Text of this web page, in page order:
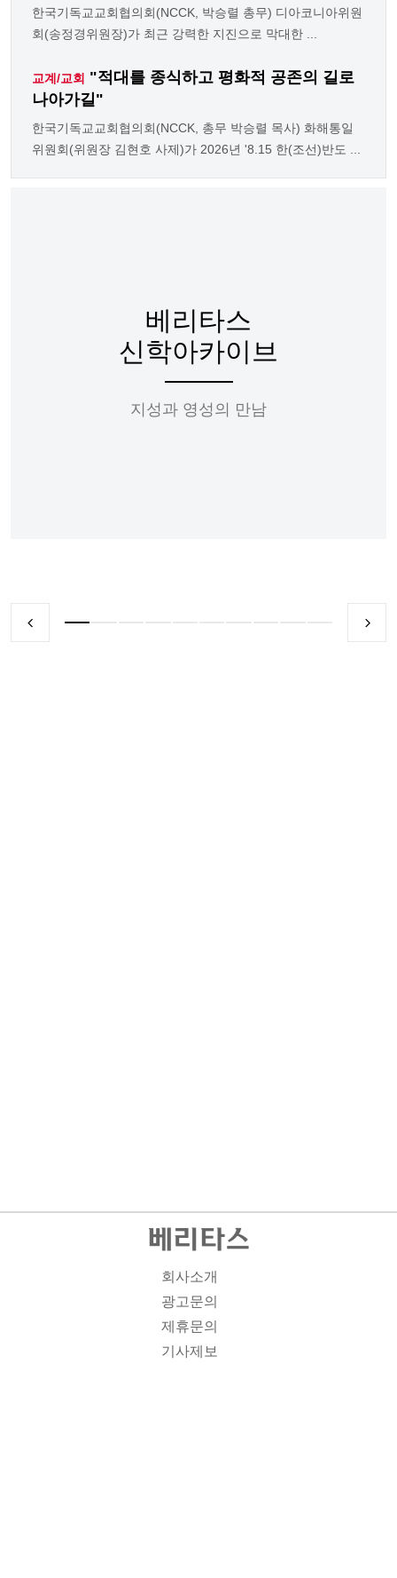
한국기독교교회협의회(NCCK, 박승렬 총무) 디아코니아위원
회(송정경위원장)가 최근 강력한 지진으로 막대한 ...
교계/교회 "적대를 종식하고 평화적 공존의 길로
나아가길"
한국기독교교회협의회(NCCK, 총무 박승렬 목사) 화해통일
위원회(위원장 김현호 사제)가 2026년 '8.15 한(조선)반도 ...
베리타스
신학아카이브
지성과 영성의 만남
회사소개
광고문의
제휴문의
기사제보